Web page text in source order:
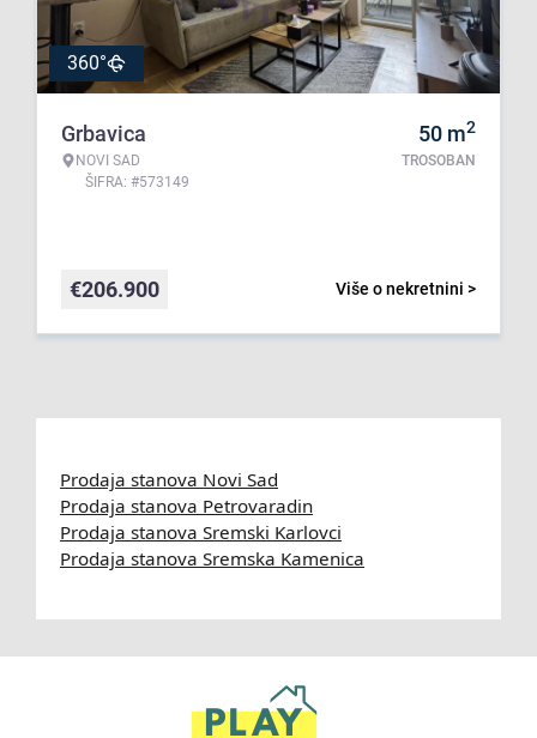
360°
Grbavica
NOVI SAD
ŠIFRA: #573149
50 m2
TROSOBAN
Više o nekretnini >
€206.900
Prodaja stanova Novi Sad
Prodaja stanova Petrovaradin
Prodaja stanova Sremski Karlovci
Prodaja stanova Sremska Kamenica